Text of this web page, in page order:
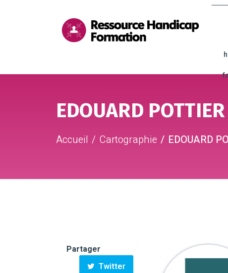
EDOUARD
Accueil Cartographie EDOUARD
Partager
Twitter